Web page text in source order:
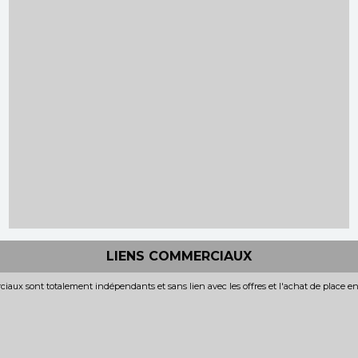
LIENS COMMERCIAUX
sont totalement indépendants et sans lien avec les offres et l'achat de place